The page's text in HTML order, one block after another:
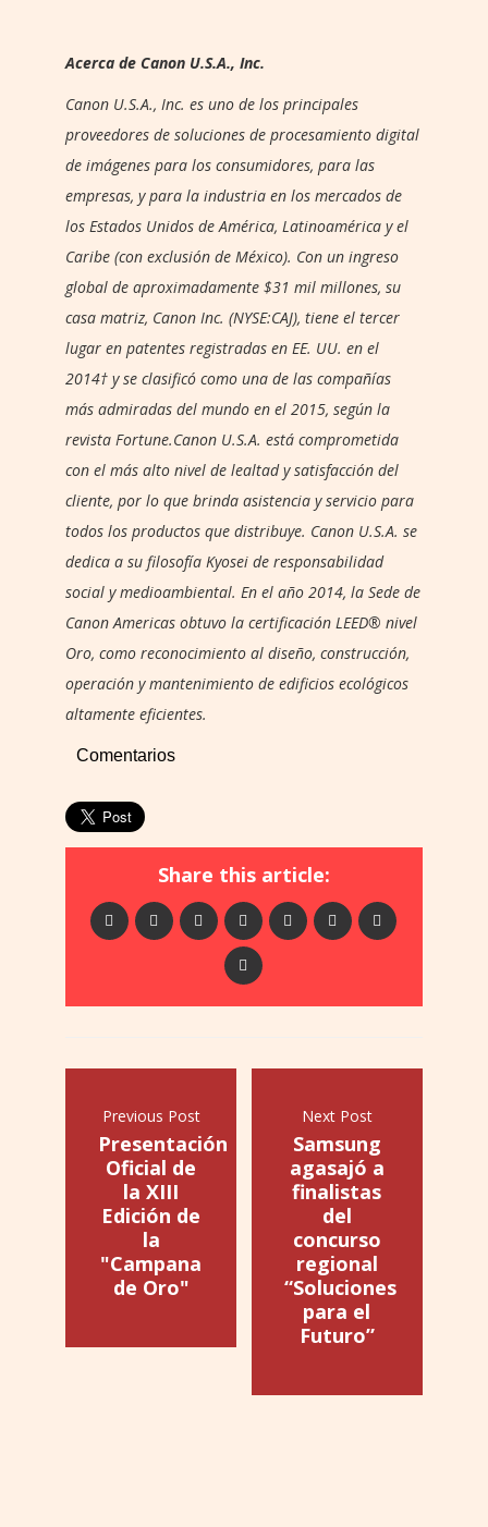
Acerca de Canon U.S.A., Inc.
Canon U.S.A., Inc. es uno de los principales
proveedores de soluciones de procesamiento digital
de imágenes para los consumidores, para las
empresas, y para la industria en los mercados de
los Estados Unidos de América, Latinoamérica y el
Caribe (con exclusión de México). Con un ingreso
global de aproximadamente $31 mil millones, su
casa matriz, Canon Inc. (NYSE:CAJ), tiene el tercer
lugar en patentes registradas en EE. UU. en el
2014† y se clasificó como una de las compañías
más admiradas del mundo en el 2015, según la
revista Fortune.Canon U.S.A. está comprometida
con el más alto nivel de lealtad y satisfacción del
cliente, por lo que brinda asistencia y servicio para
todos los productos que distribuye. Canon U.S.A. se
dedica a su filosofía Kyosei de responsabilidad
social y medioambiental. En el año 2014, la Sede de
Canon Americas obtuvo la certificación LEED® nivel
Oro, como reconocimiento al diseño, construcción,
operación y mantenimiento de edificios ecológicos
altamente eficientes.
Comentarios
Share this article:
Previous Post
Presentación
Oficial de
la XIII
Edición de
la
"Campana
de Oro"
Next Post
Samsung
agasajó a
finalistas
del
concurso
regional
“Soluciones
para el
Futuro”